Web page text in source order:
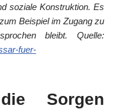
soziale Konstruktion. Es
Beispiel im Zugang zu
bleibt. Quelle:
fuer-
Sorgen